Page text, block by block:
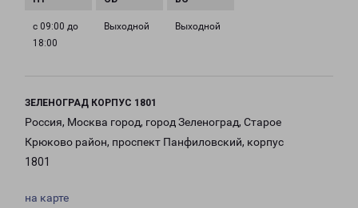
с 09:00 до
18:00
Выходной Выходной
ЗЕЛЕНОГРАД КОРПУС 1801
Россия, Москва город, город Зеленоград, Старое
Крюково район, проспект Панфиловский, корпус
1801
на карте